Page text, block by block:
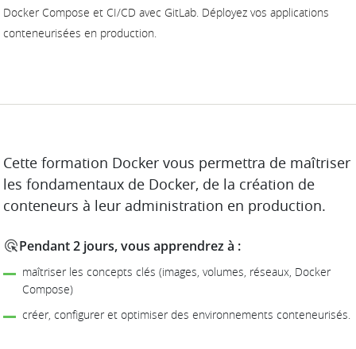
Docker Compose et CI/CD avec GitLab. Déployez vos applications
conteneurisées en production.
DESCRIPTION
Cette formation Docker vous permettra de maîtriser
les fondamentaux de Docker, de la création de
conteneurs à leur administration en production.
Pendant 2 jours, vous apprendrez à :
maîtriser les concepts clés (images, volumes, réseaux, Docker
Compose)
créer, configurer et optimiser des environnements conteneurisés.